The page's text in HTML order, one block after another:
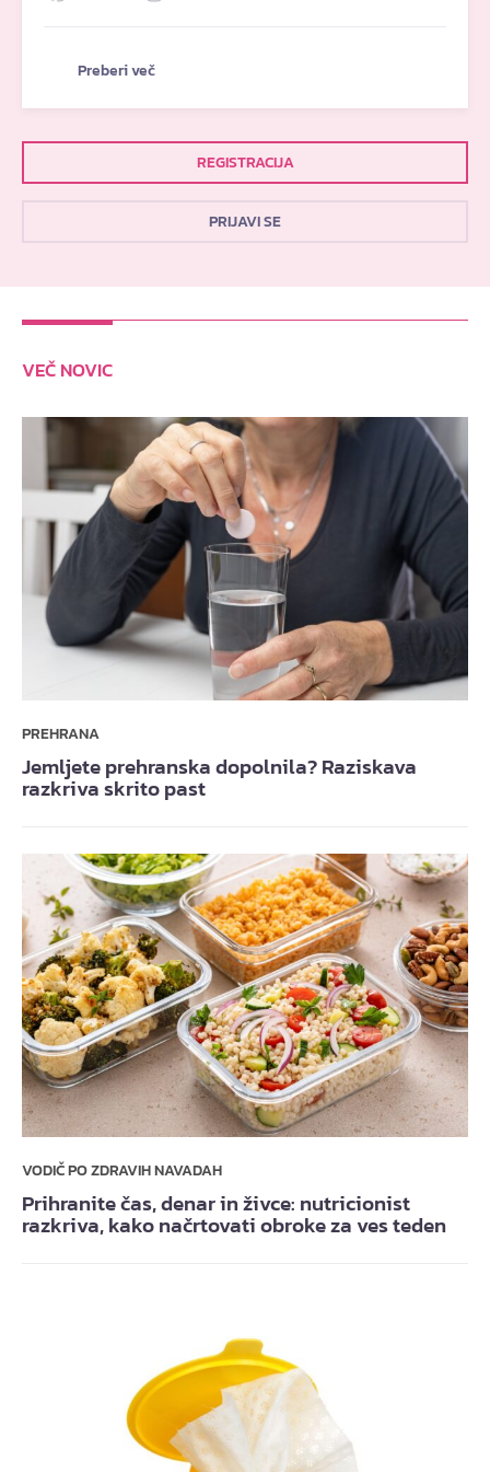
Preberi več
REGISTRACIJA
PRIJAVI SE
VEČ NOVIC
PREHRANA
Jemljete prehranska dopolnila? Raziskava
razkriva skrito past
VODIČ PO ZDRAVIH NAVADAH
Prihranite čas, denar in živce: nutricionist
razkriva, kako načrtovati obroke za ves teden